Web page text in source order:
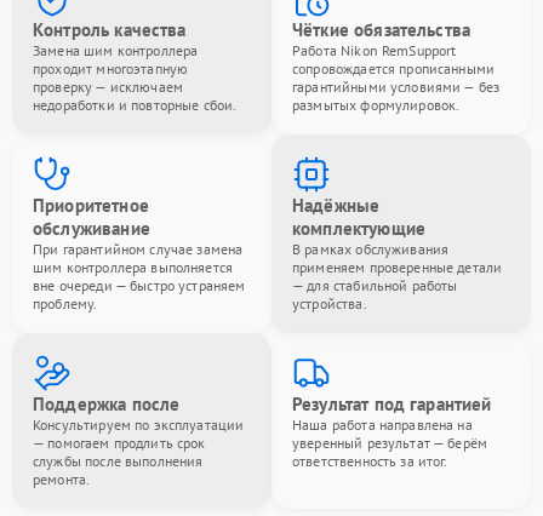
Контроль качества
Замена шим контроллера
проходит многоэтапную
проверку — исключаем
недоработки и повторные сбои.
Чёткие обязательства
Работа Nikon RemSupport
сопровождается прописанными
гарантийными условиями — без
размытых формулировок.
Приоритетное
обслуживание
При гарантийном случае замена
шим контроллера выполняется
вне очереди — быстро устраняем
проблему.
Надёжные
комплектующие
В рамках обслуживания
применяем проверенные детали
— для стабильной работы
устройства.
Поддержка после
Консультируем по эксплуатации
— помогаем продлить срок
службы после выполнения
ремонта.
Результат под гарантией
Наша работа направлена на
уверенный результат — берём
ответственность за итог.